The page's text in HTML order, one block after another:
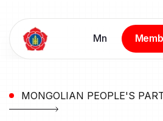
Мn
MONGOLIAN PEOPLE'S